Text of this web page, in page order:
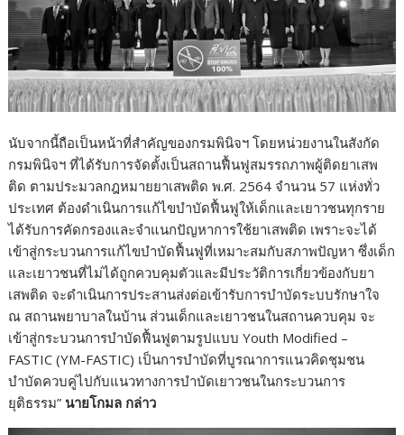
นับจากนี้ถือเป็นหน้าที่สำคัญของกรมพินิจฯ โดยหน่วยงานในสังกัด
กรมพินิจฯ ที่ได้รับการจัดตั้งเป็นสถานฟื้นฟูสมรรถภาพผู้ติดยาเสพ
ติด ตามประมวลกฎหมายยาเสพติด พ.ศ. 2564 จำนวน 57 แห่งทั่ว
ประเทศ ต้องดำเนินการแก้ไขบำบัดฟื้นฟูให้เด็กและเยาวชนทุกราย
ได้รับการคัดกรองและจำแนกปัญหาการใช้ยาเสพติด เพราะจะได้
เข้าสู่กระบวนการแก้ไขบำบัดฟื้นฟูที่เหมาะสมกับสภาพปัญหา ซึ่งเด็ก
และเยาวชนที่ไม่ได้ถูกควบคุมตัวและมีประวัติการเกี่ยวข้องกับยา
เสพติด จะดำเนินการประสานส่งต่อเข้ารับการบำบัดระบบรักษาใจ
ณ สถานพยาบาลในบ้าน ส่วนเด็กและเยาวชนในสถานควบคุม จะ
เข้าสู่กระบวนการบำบัดฟื้นฟูตามรูปแบบ Youth Modified –
FASTIC (YM-FASTIC) เป็นการบำบัดที่บูรณาการแนวคิดชุมชน
บำบัดควบคู่ไปกับแนวทางการบำบัดเยาวชนในกระบวนการ
ยุติธรรม” นายโกมล กล่าว